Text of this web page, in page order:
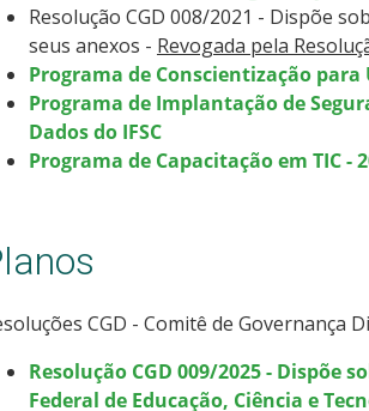
Resolução CGD 008/2021 - Dispõe
seus anexos - Revogada pela
Programa de Conscientização para
Programa de Implantação de
Dados do IFSC
Programa de Capacitação em TIC -
CGD - Comitê de Governança
Resolução CGD 009/2025 - Dispõe
Federal de Educação, Ciência e